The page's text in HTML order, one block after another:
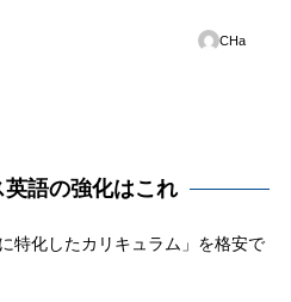
CHa
語の強化はこれ
特化したカリキュラム」を格安で